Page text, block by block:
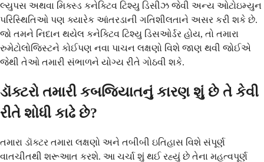
લ્યુપસ અથવા મિક્સ્ડ કનેક્ટિવ ટિશ્યુ ડિસીઝ જેવી અન્ય ઓટોઇમ્યુન
પરિસ્થિતિઓ પણ ક્યારેક આંતરડાની ગતિશીલતાને અસર કરી શકે છે.
જો તમને નિદાન થયેલ કનેક્ટિવ ટિશ્યુ ડિસઓર્ડર હોય, તો તમારા
રુમેટોલોજિસ્ટને કોઈપણ નવા પાચન લક્ષણો વિશે જાણ થવી જોઈએ
જેથી તેઓ તમારી સંભાળને યોગ્ય રીતે ગોઠવી શકે.
ડૉક્ટરો તમારી કબજિયાતનું કારણ શું છે તે કેવી
રીતે શોધી કાઢે છે?
તમારા ડૉક્ટર તમારા લક્ષણો અને તબીબી ઇતિહાસ વિશે સંપૂર્ણ
વાતચીતથી શરૂઆત કરશે. આ ચર્ચા શું થઈ રહ્યું છે તેના મહત્વપૂર્ણ